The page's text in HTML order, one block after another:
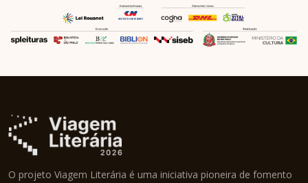
O projeto Viagem Literária é uma iniciativa pioneira de fomento